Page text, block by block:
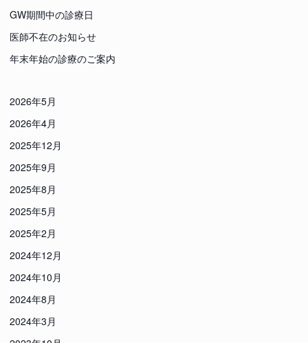
GW期間中の診療日
医師不在のお知らせ
年末年始の診療のご案内
2026年5月
2026年4月
2025年12月
2025年9月
2025年8月
2025年5月
2025年2月
2024年12月
2024年10月
2024年8月
2024年3月